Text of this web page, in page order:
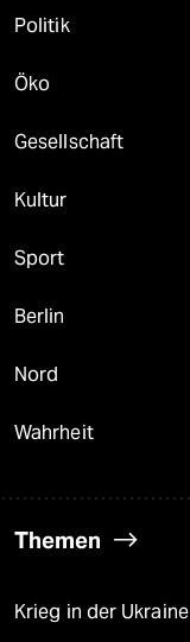
Politik
Öko
Gesellschaft
Kultur
Sport
Berlin
Nord
Wahrheit
Themen
Krieg in der Ukraine